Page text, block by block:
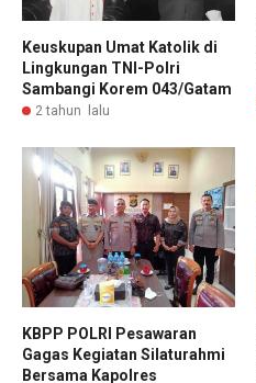
Keuskupan Umat Katolik di
Lingkungan TNI-Polri
Sambangi Korem 043/Gatam
2 tahun lalu
KBPP POLRI Pesawaran
Gagas Kegiatan Silaturahmi
Bersama Kapolres